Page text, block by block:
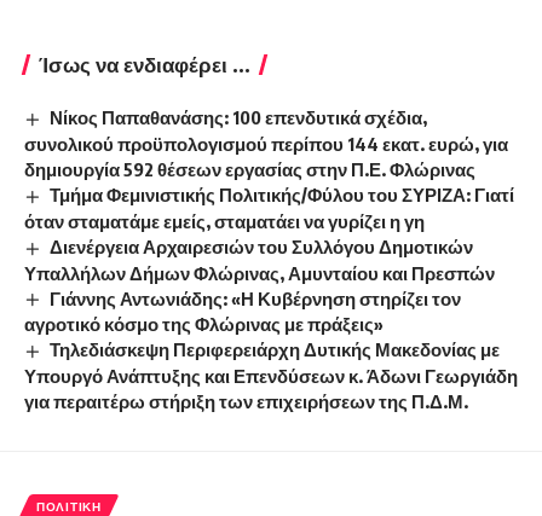
Ίσως να ενδιαφέρει ...
Νίκος Παπαθανάσης: 100 επενδυτικά σχέδια,
συνολικού προϋπολογισμού περίπου 144 εκατ. ευρώ, για
δημιουργία 592 θέσεων εργασίας στην Π.Ε. Φλώρινας
Τμήμα Φεμινιστικής Πολιτικής/Φύλου του ΣΥΡΙΖΑ: Γιατί
όταν σταματάμε εμείς, σταματάει να γυρίζει η γη
Διενέργεια Αρχαιρεσιών του Συλλόγου Δημοτικών
Υπαλλήλων Δήμων Φλώρινας, Αμυνταίου και Πρεσπών
Γιάννης Αντωνιάδης: «Η Κυβέρνηση στηρίζει τον
αγροτικό κόσμο της Φλώρινας με πράξεις»
Τηλεδιάσκεψη Περιφερειάρχη Δυτικής Μακεδονίας με
Υπουργό Ανάπτυξης και Επενδύσεων κ. Άδωνι Γεωργιάδη
για περαιτέρω στήριξη των επιχειρήσεων της Π.Δ.Μ.
ΠΟΛΙΤΙΚΉ